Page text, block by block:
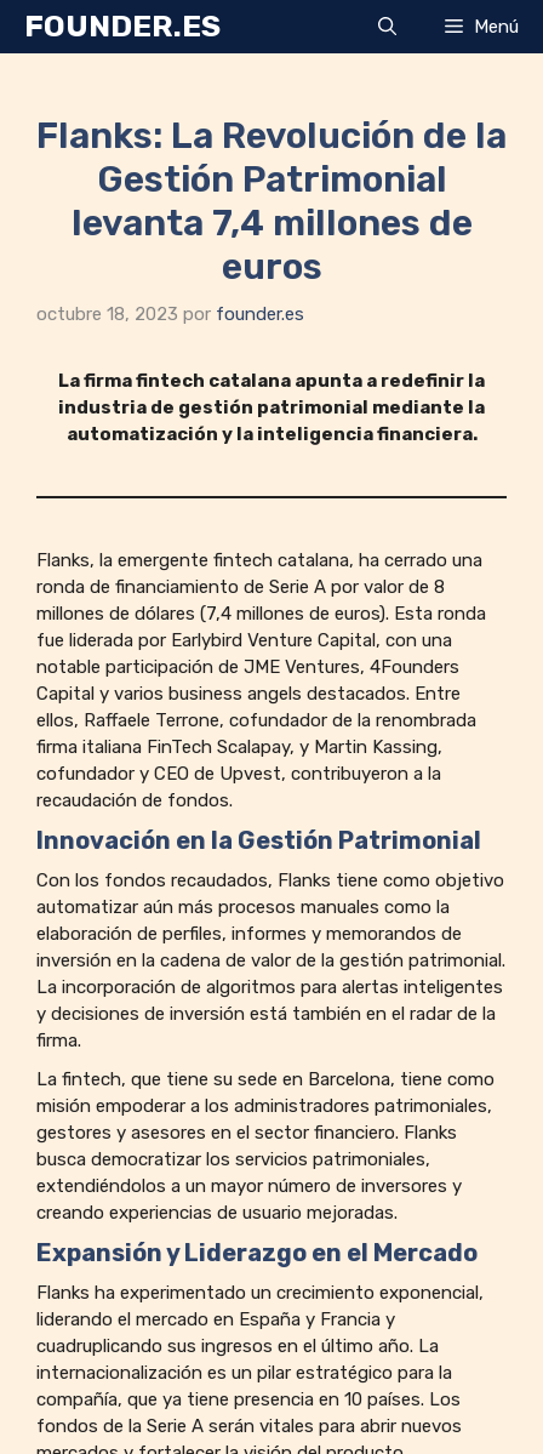
SaltarFOUNDER.ES Menú
Flanks: La Revolución de la
Gestión Patrimonial
levanta 7,4 millones de
euros
octubre 18, 2023 por founder.es
La firma fintech catalana apunta a redefinir la
industria de gestión patrimonial mediante la
automatización y la inteligencia financiera.
Flanks, la emergente fintech catalana, ha cerrado una
ronda de financiamiento de Serie A por valor de 8
millones de dólares (7,4 millones de euros). Esta ronda
fue liderada por Earlybird Venture Capital, con una
notable participación de JME Ventures, 4Founders
Capital y varios business angels destacados. Entre
ellos, Raffaele Terrone, cofundador de la renombrada
firma italiana FinTech Scalapay, y Martin Kassing,
cofundador y CEO de Upvest, contribuyeron a la
recaudación de fondos.
Innovación en la Gestión Patrimonial
Con los fondos recaudados, Flanks tiene como objetivo
automatizar aún más procesos manuales como la
elaboración de perfiles, informes y memorandos de
inversión en la cadena de valor de la gestión patrimonial.
La incorporación de algoritmos para alertas inteligentes
y decisiones de inversión está también en el radar de la
firma.
La fintech, que tiene su sede en Barcelona, tiene como
misión empoderar a los administradores patrimoniales,
gestores y asesores en el sector financiero. Flanks
busca democratizar los servicios patrimoniales,
extendiéndolos a un mayor número de inversores y
creando experiencias de usuario mejoradas.
Expansión y Liderazgo en el Mercado
Flanks ha experimentado un crecimiento exponencial,
liderando el mercado en España y Francia y
cuadruplicando sus ingresos en el último año. La
internacionalización es un pilar estratégico para la
compañía, que ya tiene presencia en 10 países. Los
fondos de la Serie A serán vitales para abrir nuevos